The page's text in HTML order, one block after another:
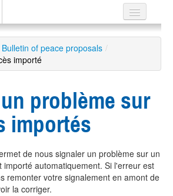
Bulletin of peace proposals /
importé
problème sur
importés
de nous signaler un problème sur un
importé automatiquement. Si l'erreur est
remonter votre signalement en amont de
la corriger.